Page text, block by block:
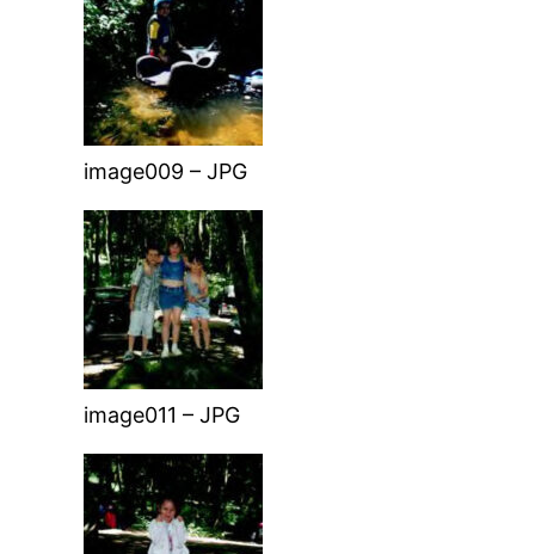
image009 – JPG
image011 – JPG